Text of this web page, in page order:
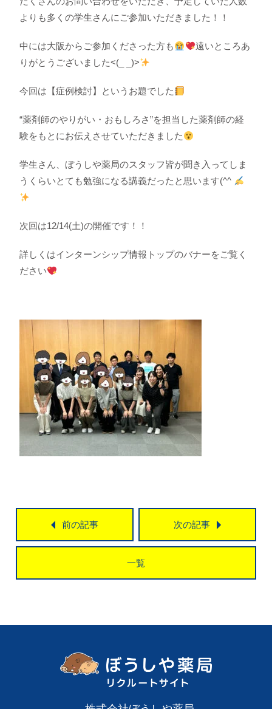
よりも多くの学生さんにご参加いただきました！！
中には大阪からご参加くださった方も
遠いところあ
りがとうございました<(_ _)>
今回は【症例検討】というお題でした
“薬剤師のやりがい・おもしろさ”を担当した薬剤師の経
験をもとにお伝えさせていただきました
学生さん、ぼうしや薬局のスタッフ皆が聞き入ってしま
うくらいとても勉強になる講義だったと思います(^^
次回は12/14(土)の開催です！！
詳しくはインターンシップ情報トップのバナーをご覧く
ださい
前の記事
一覧
次の記事